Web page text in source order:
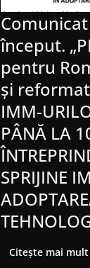
început.
pentru
și
IMM-
PÂNĂ LA
SPRIJINE
Citește mai mult